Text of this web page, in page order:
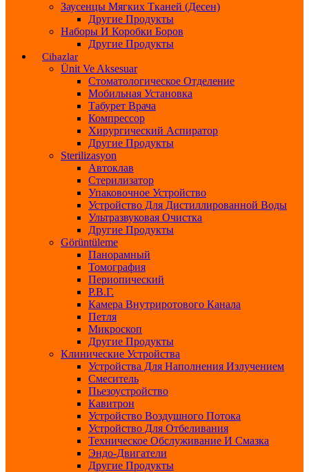
Заусенцы Мягких Тканей (десен)
Другие Продукты
Наборы И Коробки Боров
Другие Продукты
Cihazlar
Ünit Ve Aksesuar
Стоматологическое Отделение
Мобильная Установка
Табурет Врача
Компрессор
Хирургический Аспиратор
Другие Продукты
Sterilizasyon
Автоклав
Стерилизатор
Упаковочное Устройство
Устройство Для Дистиллированной Воды
Ультразвуковая Очистка
Другие Продукты
Görüntüleme
Панорамный
Томография
Периопический
Р.В.Г.
Камера Внутриротового Канала
Петля
Микроскоп
Другие Продукты
Клинические Устройства
Устройства Для Наполнения Излучением
Смеситель
Пьезоустройство
Кавитрон
Устройство Воздушного Потока
Устройство Для Отбеливания
Техническое Обслуживание И Смазка
Эндо-Двигатели
Другие Продукты